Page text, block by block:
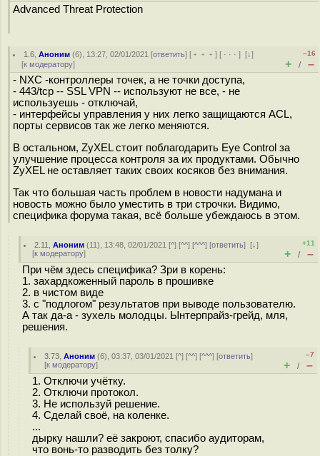
Advanced Threat Protection
1.6 ,Аноним (6), 13:27, 02/01/2021 [ответить] [ ﹢﹢﹢] [ · · ·][↓]
[к модератору]
–16
+ / –
- NXC -контроллеры точек, а не точки доступа,
- 443/tcp -- SSL VPN -- используют не все, - не
используешь - отключай,
- интерфейсы управления у них легко защищаются ACL,
порты сервисов так же легко меняются.
В остальном, ZyXEL стоит поблагодарить Eye Control за
улучшение процесса контроля за их продуктами. Обычно
ZyXEL не оставляет таких своих косяков без внимания.
Так что большая часть проблем в новости надумана и
новость можно было уместить в три строчки. Видимо,
специфика форума такая, всё больше убеждаюсь в этом.
2.11 ,Аноним (11), 13:48, 02/01/2021 [^] [^^] [^^^] [ответить][↓]
[к модератору]
+11
+ / –
При чём здесь специфика? Зри в корень:
1. захардкоженный пароль в прошивке
2. в чистом виде
3. с "подлогом" результатов при выводе пользователю.
А так да-а - зухель молодцы. Ынтерпрайз-грейд, мля,
решения.
3.73 ,Аноним (6), 03:37, 03/01/2021 [^] [^^] [^^^] [ответить]
[к модератору]
–7
+ / –
1. Отключи учётку.
2. Отключи протокол.
3. Не используй решение.
4. Сделай своё, на коленке.
...
дырку нашли? её закроют, спасибо аудиторам,
что вонь-то разводить без толку?